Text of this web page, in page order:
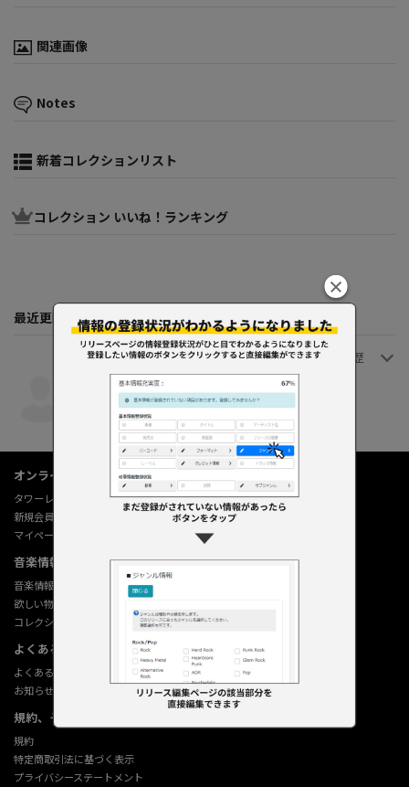
関連画像
Notes
新着コレクションリスト
コレクション いいね！ランキング
最近更新してくれた人たち
変更履歴
・リリースの概要を追加 ・トラック情報を
2025年07月05日 11:20:19
オンラインショップ情報
タワーレコード オンライン
新規会員登録
マイページ
音楽情報データベース
音楽情報データベース
欲しい物リストの使い方
コレクション機能の使い方
よくあるご質問 (Q&A)
よくあるご質問 (Q&A)
お知らせ
規約、その他
規約
特定商取引法に基づく表示
プライバシーステートメント